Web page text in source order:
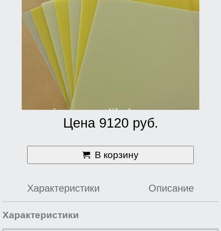
Цена 9120 руб.
В корзину
Характеристики Описание
Характеристики